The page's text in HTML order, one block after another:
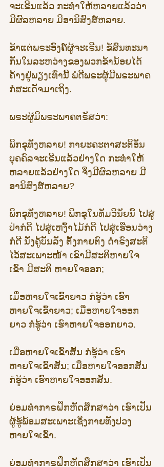
ຈະເຣີນແລ້ວ ກະທຳໃຫ້ຫລາຍແລ້ວວ່າ
ມີຜົລຫລາຍ ມີອານິສົງສ໌ຫລາຍ.
ຂ້າແຕ່ພຣະອົງຄ໌ຜູ້ຈະເຣີນ! ຂໍ້ສົນທະນາ
ກັນໃນລະຫວ່າງຂອງພວກຂ້ານ້ອຍໄດ້
ຄ້າງຢູ່ພຽງເທົ່ານີ້ ພໍດີພຣະຜູ້ມີພຣະພາຄ
ກໍສະເດັຈມາເຖິງ.
ພຣະຜູ້ມີພຣະພາຄຕຣັສວ່າ:
ພິກຂຸທັງຫລາຍ! ກາຍະຄະຕາສະຕິອັນ
ບຸຄຄົລຈະເຣີນແລ້ວຢ່າງໃດ ກະທຳໃຫ້
ຫລາຍແລ້ວຢ່າງໃດ ຈຶ່ງມີຜົລຫລາຍ ມີ
ອານິສົງສ໌ຫລາຍ?
ພິກຂຸທັງຫລາຍ! ພິກຂຸໃນທັມວິນັຍນີ້ ໄປສູ່
ປ່າກໍດີ ໄປສູ່ເຫງົ້າໄມ້ກໍດີ ໄປສູ່ເຮືອນວ່າງ
ກໍດີ ນັ່ງຄູ້ບັນລັງ ຕັ້ງກາຍຕົງ ດຳຣົງສະຕິ
ໄວ້ສະເພາະໜ້າ ເຂົາມີສະຕິຫາຍໃຈ
ເຂົ້າ ມີສະຕິ ຫາຍໃຈອອກ;
ເມື່ອຫາຍໃຈເຂົ້າຍາວ ກໍຮູ້ວ່າ ເຮົາ
ຫາຍໃຈເຂົ້າຍາວ; ເມື່ອຫາຍໃຈອອກ
ຍາວ ກໍຮູ້ວ່າ ເຮົາຫາຍໃຈອອກຍາວ.
ເມື່ອຫາຍໃຈເຂົ້າສັ້ນ ກໍຮູ້ວ່າ ເຮົາ
ຫາຍໃຈເຂົ້າສັ້ນ; ເມື່ອຫາຍໃຈອອກສັ້ນ
ກໍຮູ້ວ່າ ເຮົາຫາຍໃຈອອກສັ້ນ.
ຍ່ອມທຳກາຣຝຶກຫັດສຶກສາວ່າ ເຮົາເປັນ
ຜູ້ຮູ້ພ້ອມສະເພາະເຊິ່ງກາຍທັງປວງ
ຫາຍໃຈເຂົ້າ.
ຍ່ອມທຳກາຣຝຶກຫັດສຶກສາວ່າ ເຮົາເປັນ